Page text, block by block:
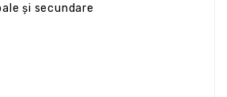
și secundare